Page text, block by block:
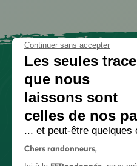
Continuer sans accepter
Les seules
que nous
laissons sont
celles de nos
... et peut-être quelques
Chers randonneurs,